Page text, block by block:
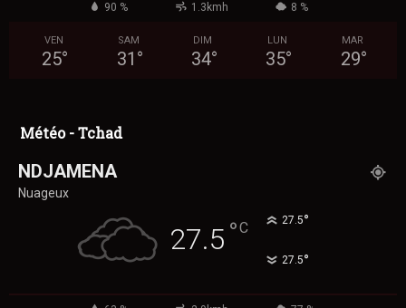
90 % 1.3kmh 8 %
VEN
25°
SAM
31 °
DIM
34°
LUN
35°
MAR
29°
Météo - Tchad
NDJAMENA
Nuageux
27.5 °C 27.5°
27.5°